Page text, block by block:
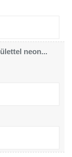
neon...